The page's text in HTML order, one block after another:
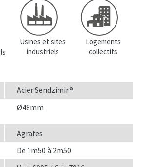
Usines et sites
industriels
Logements
collectifs
Acier Sendzimir®
Ø48mm
Agrafes
De 1m50 à 2m50